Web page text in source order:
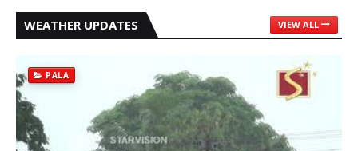
WEATHER UPDATES VIEW ALL
PALA